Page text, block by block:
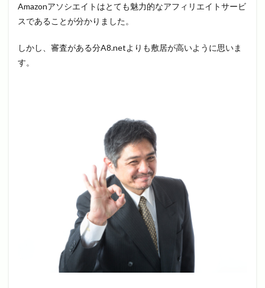
Amazonアソシエイトはとても魅力的なアフィリエイトサービ
スであることが分かりました。
しかし、審査がある分A8.netよりも敷居が高いように思いま
す。